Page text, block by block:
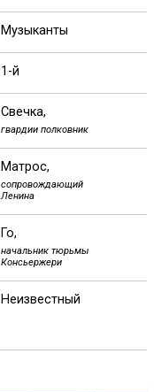
Музыканты
1-й
Свечка,
гвардии полковник
Матрос,
сопровождающий
Ленина
Го,
начальник тюрьмы
Консьержери
Неизвестный